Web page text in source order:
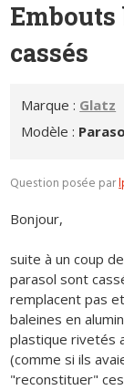
cassés
Marque : Glatz
Modèle :
Question posée par
Bonjour,
suite à un coup
parasol sont
remplacent pas
baleines en
plastique rivetés
(comme si ils
"reconstituer"